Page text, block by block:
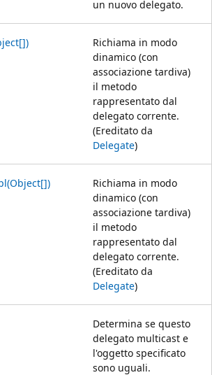
un nuovo delegato.
Richiama in modo
dinamico (con
associazione tardiva)
il metodo
rappresentato dal
delegato corrente.
(Ereditato da
Delegate)
Richiama in modo
dinamico (con
associazione tardiva)
il metodo
rappresentato dal
delegato corrente.
(Ereditato da
Delegate)
Determina se questo
delegato multicast e
l'oggetto specificato
sono uguali.